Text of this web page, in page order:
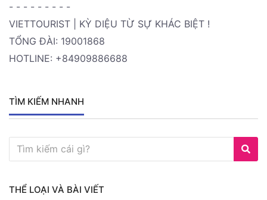
- - - - - - - - -
VIETTOURIST | KỲ DIỆU TỪ SỰ KHÁC BIỆT !
TỔNG ĐÀI: 19001868
HOTLINE: +84909886688
TÌM KIẾM NHANH
THỂ LOẠI VÀ BÀI VIẾT